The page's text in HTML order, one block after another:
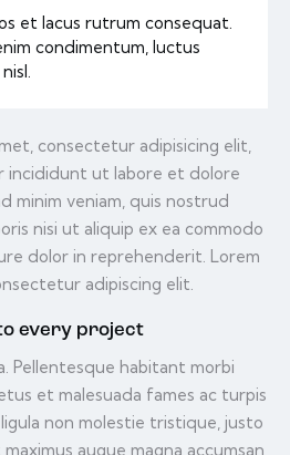
et lacus rutrum consequat.
condimentum, luctus
consectetur adipisicing elit,
incididunt ut labore et dolore
minim veniam, quis nostrud
nisi ut aliquip ex ea commodo
dolor in reprehenderit. Lorem
adipiscing elit.
every project
Pellentesque habitant morbi
et malesuada fames ac turpis
non molestie tristique, justo
augue magna accumsan